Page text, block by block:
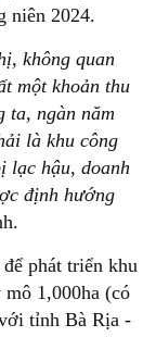
niên 2024.
không quan
một khoản thu
ta, ngàn năm
là khu công
lạc hậu, doanh
định hướng
phát triển khu
1,000ha (có
tỉnh Bà Rịa -